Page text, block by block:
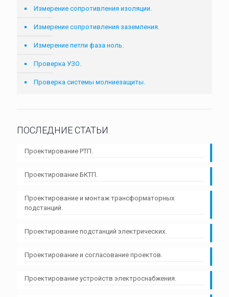
Измерение сопротивления изоляции.
Измерение сопротивления заземления.
Измерение петли фаза ноль.
Проверка УЗО.
Проверка системы молниезащиты.
ПОСЛЕДНИЕ СТАТЬИ
Проектирование РТП.
Проектирование БКТП.
Проектирование и монтаж трансформаторных
подстанций.
Проектирование подстанций электрических.
Проектирование и согласование проектов.
Проектирование устройств электроснабжения.